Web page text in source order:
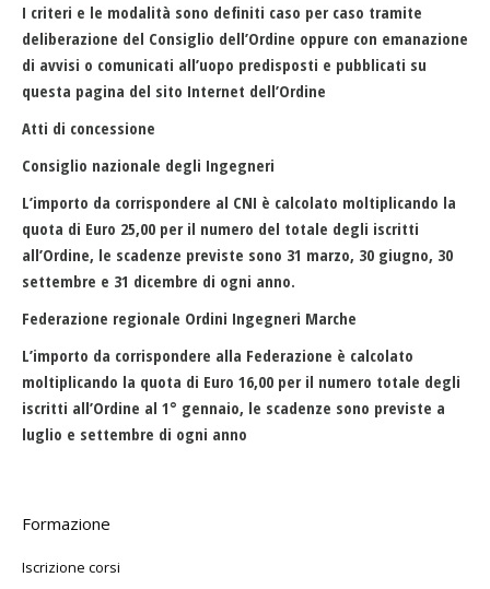
I criteri e le modalità sono definiti caso per caso tramite
deliberazione del Consiglio dell’Ordine oppure con emanazione
di avvisi o comunicati all’uopo predisposti e pubblicati su
questa pagina del sito Internet dell’Ordine
Atti di concessione
Consiglio nazionale degli Ingegneri
L’importo da corrispondere al CNI è calcolato moltiplicando la
quota di Euro 25,00 per il numero del totale degli iscritti
all’Ordine, le scadenze previste sono 31 marzo, 30 giugno, 30
settembre e 31 dicembre di ogni anno.
Federazione regionale Ordini Ingegneri Marche
L’importo da corrispondere alla Federazione è calcolato
moltiplicando la quota di Euro 16,00 per il numero totale degli
iscritti all’Ordine al 1° gennaio, le scadenze sono previste a
luglio e settembre di ogni anno
Formazione
Iscrizione corsi